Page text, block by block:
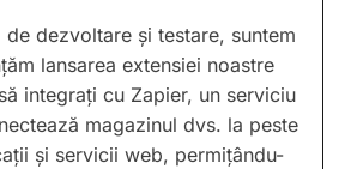
de dezvoltare și testare, suntem
lansarea extensiei noastre
integrați cu Zapier, un serviciu
magazinul dvs. la peste
și servicii web, permițându-